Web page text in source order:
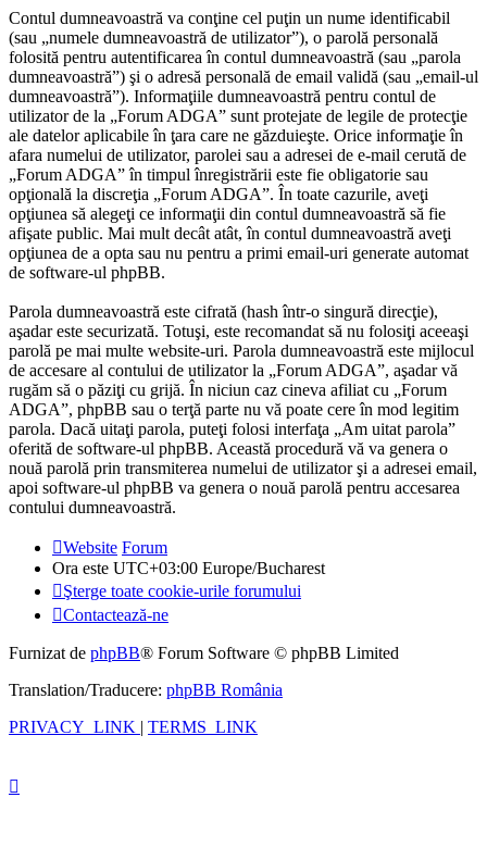
Contul dumneavoastră va conţine cel puţin un nume identificabil
(sau „numele dumneavoastră de utilizator”), o parolă personală
folosită pentru autentificarea în contul dumneavoastră (sau „parola
dumneavoastră”) şi o adresă personală de email validă (sau „email-ul
dumneavoastră”). Informaţiile dumneavoastră pentru contul de
utilizator de la „Forum ADGA” sunt protejate de legile de protecţie
ale datelor aplicabile în ţara care ne găzduieşte. Orice informaţie în
afara numelui de utilizator, parolei sau a adresei de e-mail cerută de
„Forum ADGA” în timpul înregistrării este fie obligatorie sau
opţională la discreţia „Forum ADGA”. În toate cazurile, aveţi
opţiunea să alegeţi ce informaţii din contul dumneavoastră să fie
afişate public. Mai mult decât atât, în contul dumneavoastră aveţi
opţiunea de a opta sau nu pentru a primi email-uri generate automat
de software-ul phpBB.
Parola dumneavoastră este cifrată (hash într-o singură direcţie),
aşadar este securizată. Totuşi, este recomandat să nu folosiţi aceeaşi
parolă pe mai multe website-uri. Parola dumneavoastră este mijlocul
de accesare al contului de utilizator la „Forum ADGA”, aşadar vă
rugăm să o păziţi cu grijă. În niciun caz cineva afiliat cu „Forum
ADGA”, phpBB sau o terţă parte nu vă poate cere în mod legitim
parola. Dacă uitaţi parola, puteţi folosi interfaţa „Am uitat parola”
oferită de software-ul phpBB. Această procedură vă va genera o
nouă parolă prin transmiterea numelui de utilizator şi a adresei email,
apoi software-ul phpBB va genera o nouă parolă pentru accesarea
contului dumneavoastră.
Website Forum
Ora este UTC+03:00 Europe/Bucharest
Şterge toate cookie-urile forumului
Contactează-ne
Furnizat de phpBB® Forum Software © phpBB Limited
Translation/Traducere: phpBB România
PRIVACY_LINK | TERMS_LINK